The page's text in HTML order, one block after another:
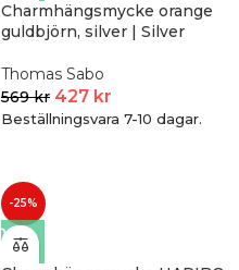
Charmhängsmycke orange
guldbjörn, silver | Silver
Thomas Sabo
569kr 427 kr
Beställningsvara 7-10 dagar.
-25%